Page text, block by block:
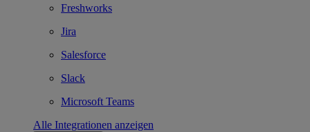
Freshworks
Jira
Salesforce
Slack
Microsoft Teams
Alle Integrationen anzeigen